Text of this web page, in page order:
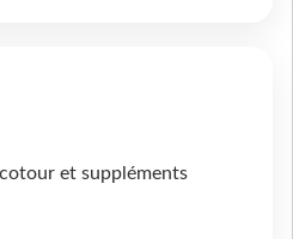
et suppléments